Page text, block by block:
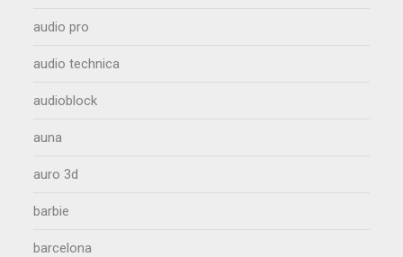
audio pro
audio technica
audioblock
auna
auro 3d
barbie
barcelona